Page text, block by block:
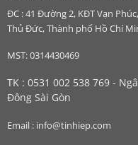
ĐC : 41 Đường 2, KĐT Vạn
Thủ Đức, Thành phố Hồ Chí
MST: 0314430469
TK : 0531 002 538 769 -
Đông Sài Gòn
Email : info@tinhiep.com